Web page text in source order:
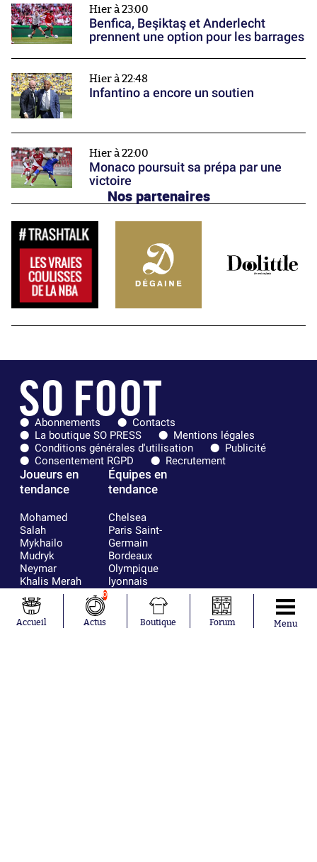
Hier à 23:00
Benfica, Beşiktaş et Anderlecht
prennent une option pour les barrages
Hier à 22:48
Infantino a encore un soutien
Hier à 22:00
Monaco poursuit sa prépa par une
victoire
Nos partenaires
Abonnements
Contacts
La boutique SO PRESS
Mentions légales
Conditions générales d'utilisation
Publicité
Consentement RGPD
Recrutement
Joueurs en
tendance
Mohamed
Salah
Mykhailo
Mudryk
Neymar
Khalis Merah
Loïs Openda
Moussa
Niakhaté
Équipes en
tendance
Chelsea
Paris Saint-
Germain
Bordeaux
Olympique
lyonnais
FIFA
Real Madrid
RC Strasbourg
Accueil
0
Actus Boutique Forum Menu